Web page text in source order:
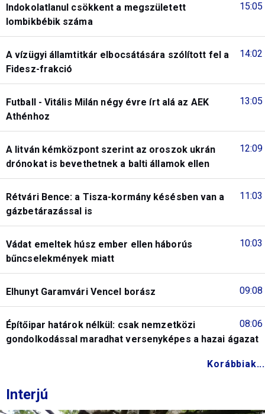
15:05
Indokolatlanul csökkent a megszületett
lombikbébik száma
14:02
A vízügyi államtitkár elbocsátására szólított fel a
Fidesz-frakció
13:05
Futball - Vitális Milán négy évre írt alá az AEK
Athénhoz
12:09
A litván kémközpont szerint az oroszok ukrán
drónokat is bevethetnek a balti államok ellen
11:03
Rétvári Bence: a Tisza-kormány késésben van a
gázbetárazással is
10:03
Vádat emeltek húsz ember ellen háborús
bűncselekmények miatt
09:08
Elhunyt Garamvári Vencel borász
08:06
Építőipar határok nélkül: csak nemzetközi
gondolkodással maradhat versenyképes a hazai ágazat
Korábbiak...
Interjú